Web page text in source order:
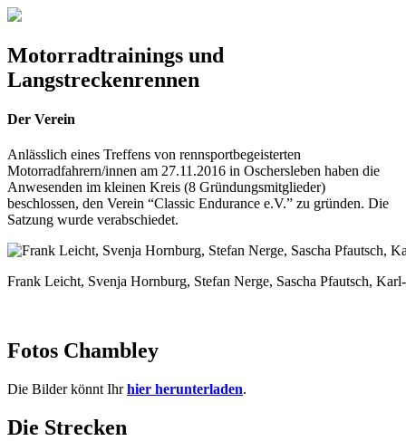
Motorradtrainings und
Langstreckenrennen
Der Verein
Anlässlich eines Treffens von rennsportbegeisterten
Motorradfahrern/innen am 27.11.2016 in Oschersleben haben die
Anwesenden im kleinen Kreis (8 Gründungsmitglieder)
beschlossen, den Verein “Classic Endurance e.V.” zu gründen. Die
Satzung wurde verabschiedet.
Frank Leicht, Svenja Hornburg, Stefan Nerge, Sascha Pfautsch,
Fotos Chambley
Die Bilder könnt Ihrhier herunterladen.
Die Strecken